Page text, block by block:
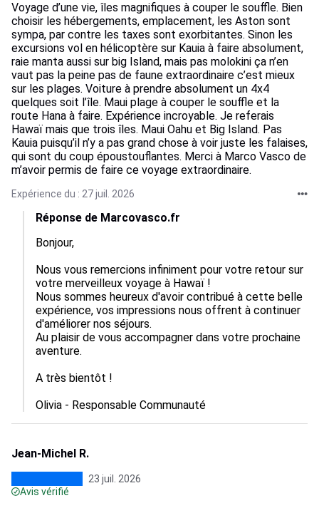
Voyage d’une vie, îles magnifiques à couper le souffle. Bien
choisir les hébergements, emplacement, les Aston sont
sympa, par contre les taxes sont exorbitantes. Sinon les
excursions vol en hélicoptère sur Kauia à faire absolument,
raie manta aussi sur big Island, mais pas molokini ça n’en
vaut pas la peine pas de faune extraordinaire c’est mieux
sur les plages. Voiture à prendre absolument un 4x4
quelques soit l’île. Maui plage à couper le souffle et la
route Hana à faire. Expérience incroyable. Je referais
Hawaï mais que trois îles. Maui Oahu et Big Island. Pas
Kauia puisqu’il n’y a pas grand chose à voir juste les falaises,
qui sont du coup époustouflantes. Merci à Marco Vasco de
m’avoir permis de faire ce voyage extraordinaire.
Expérience du : 27 juil. 2026
Réponse de Marcovasco.fr
Bonjour,
Nous vous remercions infiniment pour votre retour sur
votre merveilleux voyage à Hawaï !
Nous sommes heureux d'avoir contribué à cette belle
expérience, vos impressions nous offrent à continuer
d'améliorer nos séjours.
Au plaisir de vous accompagner dans votre prochaine
aventure.
A très bientôt !
Olivia - Responsable Communauté
Jean-Michel R.
23 juil. 2026
Avis vérifié